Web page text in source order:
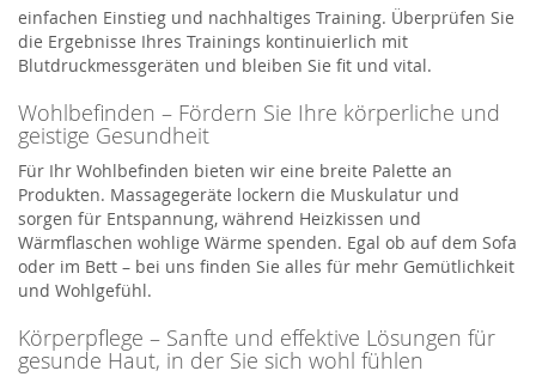
einfachen Einstieg und nachhaltiges Training. Überprüfen Sie
die Ergebnisse Ihres Trainings kontinuierlich mit
Blutdruckmessgeräten und bleiben Sie fit und vital.
Wohlbefinden – Fördern Sie Ihre körperliche und
geistige Gesundheit
Für Ihr Wohlbefinden bieten wir eine breite Palette an
Produkten. Massagegeräte lockern die Muskulatur und
sorgen für Entspannung, während Heizkissen und
Wärmflaschen wohlige Wärme spenden. Egal ob auf dem Sofa
oder im Bett – bei uns finden Sie alles für mehr Gemütlichkeit
und Wohlgefühl.
Körperpflege – Sanfte und effektive Lösungen für
gesunde Haut, in der Sie sich wohl fühlen